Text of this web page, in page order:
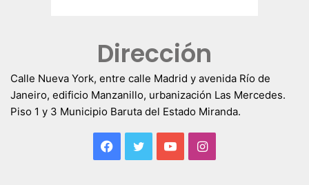
Dirección
Calle Nueva York, entre calle Madrid y avenida Río de
Janeiro, edificio Manzanillo, urbanización Las Mercedes.
Piso 1 y 3 Municipio Baruta del Estado Miranda.
Facebook
TwitterYouTubeInstagram